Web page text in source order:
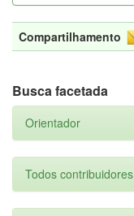
Compartilhamento
Busca facetada
Orientador
Todos contribuidores